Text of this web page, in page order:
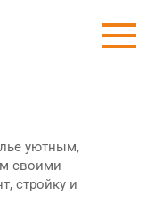
уютным,
своими
стройку и